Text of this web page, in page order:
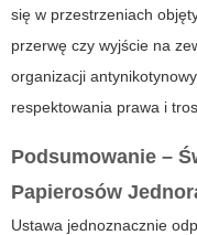
się w przestrzeniach
przerwę czy wyjście na
organizacji
respektowania prawa i
Podsumowanie –
Papierosów
Ustawa jednoznacznie